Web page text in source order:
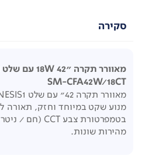
סקירה
מאוורר תקרה "18W 42 עם שלט
SM-CFA42W/18CT
בטמפרטורת צבע CCT (חם / ניטרלי / קר) ו-3
מהירות שונות.